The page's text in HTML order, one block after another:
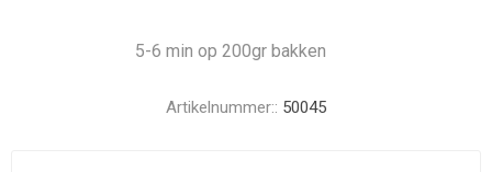
5-6 min op 200gr bakken
Artikelnummer:: 50045